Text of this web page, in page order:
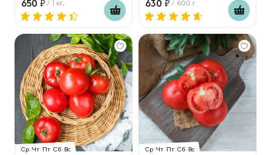
650 / 1 кг. 630 / 600 г
Ср Чт Пт Сб Вс Ср Чт Пт Сб Вс